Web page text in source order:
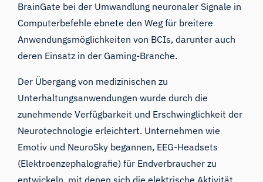
BrainGate bei der Umwandlung neuronaler Signale in
Computerbefehle ebnete den Weg für breitere
Anwendungsmöglichkeiten von BCIs, darunter auch
deren Einsatz in der Gaming-Branche.
Der Übergang von medizinischen zu
Unterhaltungsanwendungen wurde durch die
zunehmende Verfügbarkeit und Erschwinglichkeit der
Neurotechnologie erleichtert. Unternehmen wie
Emotiv und NeuroSky begannen, EEG-Headsets
(Elektroenzephalografie) für Endverbraucher zu